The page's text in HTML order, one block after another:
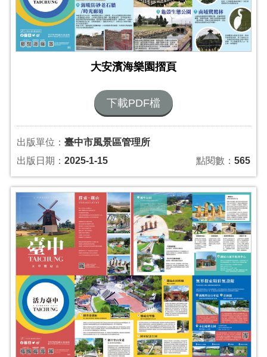
大安濱海樂園摺頁
下載PDF檔
出版單位： 臺中市風景區管理所
出版日期： 2025-1-15 點閱數：565